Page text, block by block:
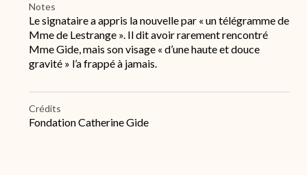
Notes
Le signataire a appris la nouvelle par « un télégramme de
Mme de Lestrange ». Il dit avoir rarement rencontré
Mme Gide, mais son visage « d’une haute et douce
gravité » l’a frappé à jamais.
Crédits
Fondation Catherine Gide